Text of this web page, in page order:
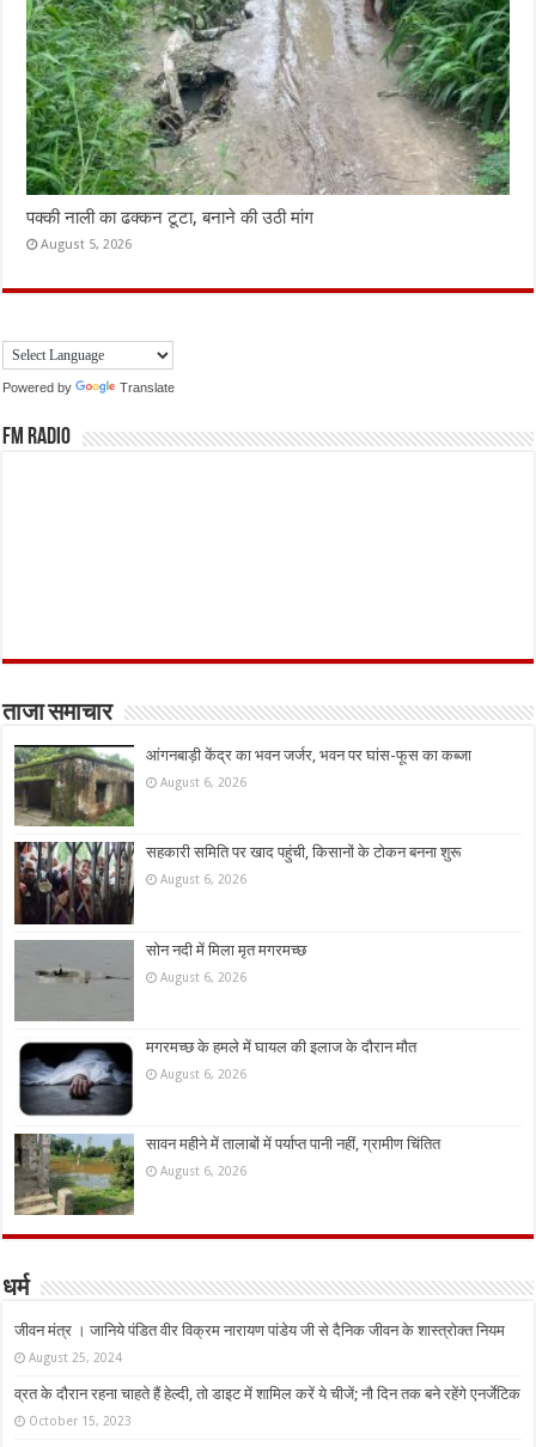
पक्की नाली का ढक्कन टूटा, बनाने की उठी मांग
August 5, 2026
Powered by Translate
FM Radio
ताजा समाचार
आंगनबाड़ी केंद्र का भवन जर्जर, भवन पर घांस-फूस का कब्जा
August 6, 2026
सहकारी समिति पर खाद पहुंची, किसानों के टोकन बनना शुरू
August 6, 2026
सोन नदी में मिला मृत मगरमच्छ
August 6, 2026
मगरमच्छ के हमले में घायल की इलाज के दौरान मौत
August 6, 2026
सावन महीने में तालाबों में पर्याप्त पानी नहीं, ग्रामीण चिंतित
August 6, 2026
धर्म
जीवन मंत्र । जानिये पंडित वीर विक्रम नारायण पांडेय जी से दैनिक जीवन के शास्त्रोक्त नियम
August 25, 2024
व्रत के दौरान रहना चाहते हैं हेल्दी, तो डाइट में शामिल करें ये चीजें; नौ दिन तक बने रहेंगे एनर्जेटिक
October 15, 2023